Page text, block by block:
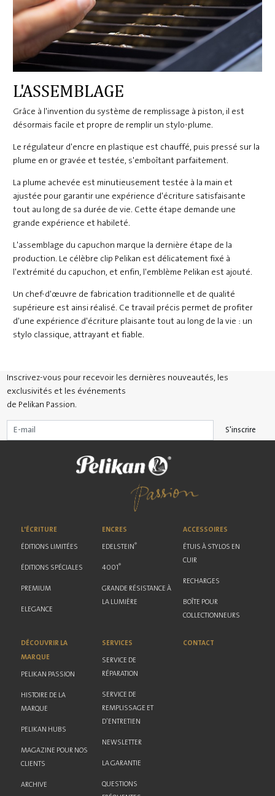
L'ASSEMBLAGE
Grâce à l'invention du système de remplissage à piston, il est
désormais facile et propre de remplir un stylo-plume.
Le régulateur d'encre en plastique est chauffé, puis pressé sur la
plume en or gravée et testée, s'emboîtant parfaitement.
La plume achevée est minutieusement testée à la main et
ajustée pour garantir une expérience d'écriture satisfaisante
tout au long de sa durée de vie. Cette étape demande une
grande expérience et habileté.
L'assemblage du capuchon marque la dernière étape de la
production. Le célèbre clip Pelikan est délicatement fixé à
l'extrémité du capuchon, et enfin, l'emblème Pelikan est ajouté.
Un chef-d'œuvre de fabrication traditionnelle et de qualité
supérieure est ainsi réalisé. Ce travail précis permet de profiter
d'une expérience d'écriture plaisante tout au long de la vie : un
stylo classique, attrayant et fiable.
Inscrivez-vous pour recevoir les dernières nouveautés, les
exclusivités et les événements
de Pelikan Passion.
S'inscrire
L'ÉCRITURE
ÉDITIONS LIMITÉES
ÉDITIONS SPÉCIALES
PREMIUM
ELEGANCE
ENCRES
EDELSTEIN®
4001®
GRANDE RÉSISTANCE À
LA LUMIÈRE
ACCESSOIRES
ÉTUIS À STYLOS EN
CUIR
RECHARGES
BOÎTE POUR
COLLECTIONNEURS
DÉCOUVRIR LA
MARQUE
PELIKAN PASSION
HISTOIRE DE LA
MARQUE
PELIKAN HUBS
MAGAZINE POUR NOS
CLIENTS
ARCHIVE
SERVICES
SERVICE DE
RÉPARATION
SERVICE DE
REMPLISSAGE ET
D'ENTRETIEN
NEWSLETTER
LA GARANTIE
QUESTIONS
CONTACT